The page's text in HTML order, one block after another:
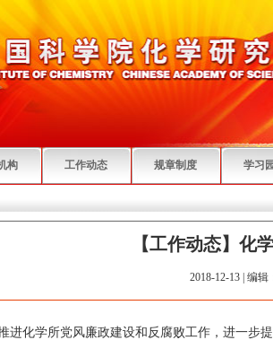
构 工作动态 规章制度 学习
【工作动态】化
2018-12-13 | 编辑
进化学所党风廉政建设和反腐败工作，进一步